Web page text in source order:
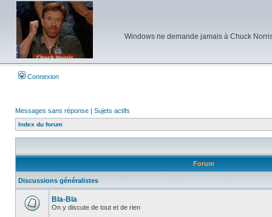
Windows ne demande jamais à Chuck
Connexion
Messages sans réponse | Sujets actifs
Index du forum
Forum
Discussions généralistes
Bla-Bla
On y discute de tout et de rien